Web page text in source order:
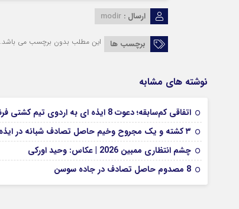
ارسال : modir
برچسب ها این مطلب بدون برچسب می باشد.
نوشته های مشابه
اتفاقی کم‌سابقه؛ دعوت 8 ایذه ای به اردوی تیم کشتی فرنگی بزرگسالان
۳ کشته و یک مجروح وخیم حاصل تصادف شبانه در ایذه
چشم انتظاری ممبین 2026 | عکاس: وحید اورکی
8 مصدوم حاصل تصادف در جاده سوسن